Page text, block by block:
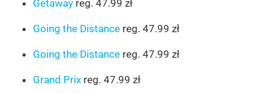
Getawayreg. 47.99 zł
Going the Distancereg. 47.99 zł
Going the Distancereg. 47.99 zł
Grand Prixreg. 47.99 zł